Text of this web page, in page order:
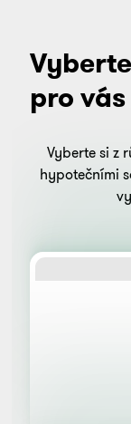
pro vás
Vyberte si z
hypotečními